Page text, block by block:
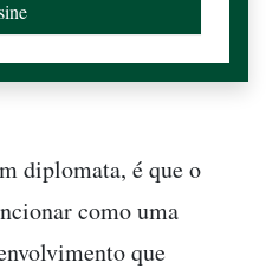
diplomata, é que o
como uma
que